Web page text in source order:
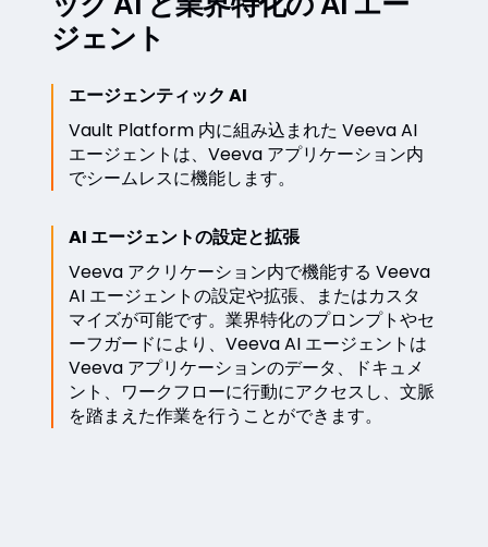
ジェント
エージェンティック AI
Vault Platform 内に組み込まれた Veeva AI
エージェントは、Veeva アプリケーション内
でシームレスに機能します。
AI エージェントの設定と拡張
Veeva アクリケーション内で機能する Veeva
AI エージェントの設定や拡張、またはカスタ
マイズが可能です。業界特化のプロンプトやセ
ーフガードにより、Veeva AI エージェントは
Veeva アプリケーションのデータ、ドキュメ
ント、ワークフローに行動にアクセスし、文脈
を踏まえた作業を行うことができます。